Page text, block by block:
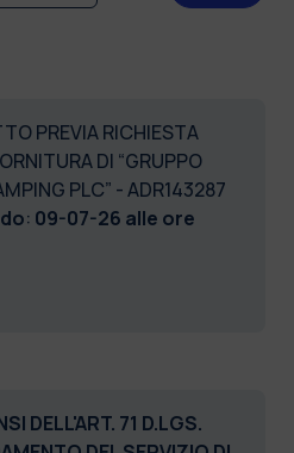
PREVIA RICHIESTA
DI “GRUPPO
PLC” - ADR143287
: 09-07-26 alle ore
DELL'ART. 71 D.LGS.